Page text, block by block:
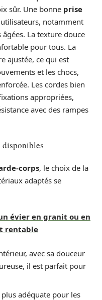
sûr. Une bonne prise
notamment
La texture douce
pour tous. La
ajustée, ce qui est
et les chocs,
Les cordes bien
appropriées,
avec des rampes
disponibles
corps, le choix de la
adaptés se
évier en granit ou en
rentable
avec sa douceur
il est parfait pour
adéquate pour les